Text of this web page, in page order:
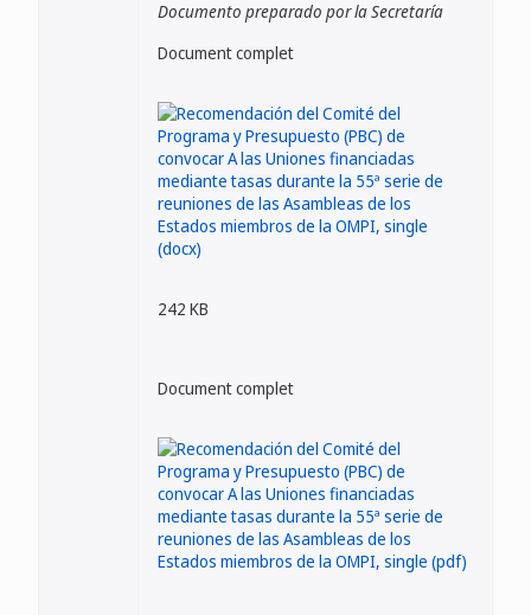
Documento preparado por la Secretaría
Document complet
242 KB
Document complet